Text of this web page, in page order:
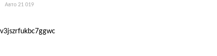
Авто 21 019
v3jszrfukbc7ggwc